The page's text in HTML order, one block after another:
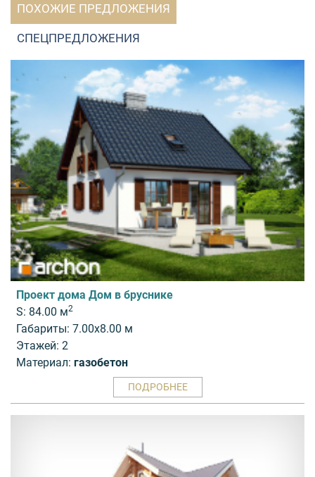
ПОХОЖИЕ ПРЕДЛОЖЕНИЯ
СПЕЦПРЕДЛОЖЕНИЯ
Проект дома Дом в бруснике
S: 84.00 м2
Габариты: 7.00x8.00 м
Этажей: 2
Материал: газобетон
ПОДРОБНЕЕ